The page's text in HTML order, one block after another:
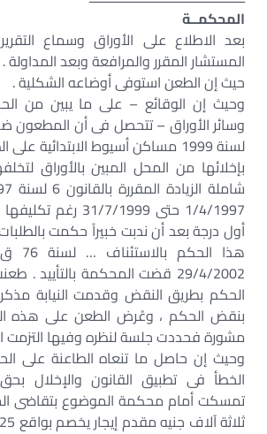
المحكمــة
بعد الاطلاع على الأوراق وسماع
المستشار المقرر والمرافعة وبعد المداولة .
حيث إن الطعن استوفى أوضاعه الشكلية .
وحيث إن الوقائع – على ما يبين من
وسائر الأوراق – تتحصل فى أن المطعون
لسنة 1999 مساكن أسيوط الابتدائية
بإخلائها من المحل المبين بالأوراق
1/4/1997 حتى 31/7/
أول درجة بعد أن ندبت خبيراً حكمت
29/4/2002 قضت المحكمة
الحكم بطريق النقض وقدمت النيابة
بنقض الحكم ، وعُرض الطعن على هذه
مشورة فحددت جلسة لنظره وفيها التزمت
وحيث إن حاصل ما تنعاه الطاعنة على
الخطأ فى تطبيق القانون والإخلال
تمسكت أمام محكمة الموضوع بتقاضى